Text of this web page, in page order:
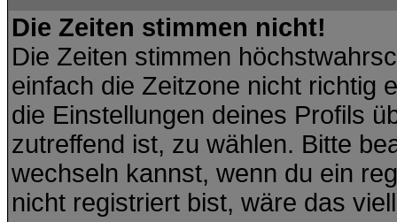
Die Zeiten stimmen nicht!
Die Zeiten stimmen
einfach die Zeitzone nicht richtig
die Einstellungen deines Profils
zutreffend ist, zu wählen. Bitte
wechseln kannst, wenn du ein
nicht registriert bist, wäre das